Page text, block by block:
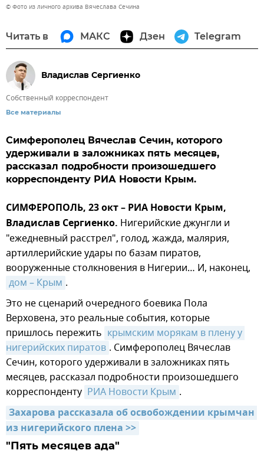
© Фото из личного архива Вячеслава Сечина
Читать в МАКС Дзен Telegram
Владислав Сергиенко
Собственный корреспондент
Все материалы
Симферополец Вячеслав Сечин, которого
удерживали в заложниках пять месяцев,
рассказал подробности произошедшего
корреспонденту РИА Новости Крым.
СИМФЕРОПОЛЬ, 23 окт – РИА Новости Крым,
Владислав Сергиенко. Нигерийские джунгли и
"ежедневный расстрел", голод, жажда, малярия,
артиллерийские удары по базам пиратов,
вооруженные столкновения в Нигерии… И, наконец,
дом – Крым .
Это не сценарий очередного боевика Пола
Верховена, это реальные события, которые
пришлось пережить крымским морякам в плену у
нигерийских пиратов . Симферополец Вячеслав
Сечин, которого удерживали в заложниках пять
месяцев, рассказал подробности произошедшего
корреспонденту РИА Новости Крым .
Захарова рассказала об освобождении крымчан
из нигерийского плена >>
"Пять месяцев ада"